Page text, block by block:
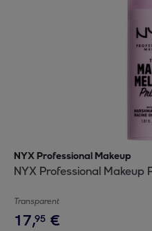
NYX Professional Makeup
NYX Professional
Transparent
17,95 €